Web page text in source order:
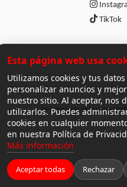
TikTok
Incorporación de
Esta página web usa
Utilizamos cookies y tus
personalizar anuncios y
nuestro sitio. Al aceptar, nos
utilizarlos. Puedes
cookies en cualquier
en nuestra Política de
Más información
Aceptar todas Rechazar